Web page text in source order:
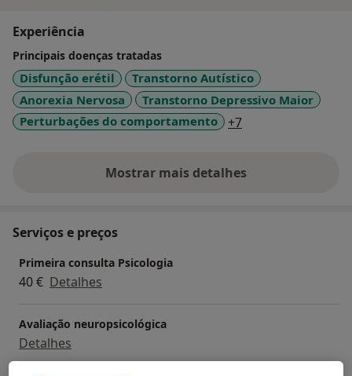
Experiência
Principais doenças tratadas
Disfunção erétil
Transtorno Autístico
Anorexia Nervosa
Transtorno Depressivo Maior
Perturbações do comportamento
+7
Mostrar mais detalhes
sobre a experiência
Serviços e preços
Primeira consulta Psicologia
40 € Detalhes
Avaliação neuropsicológica
Detalhes